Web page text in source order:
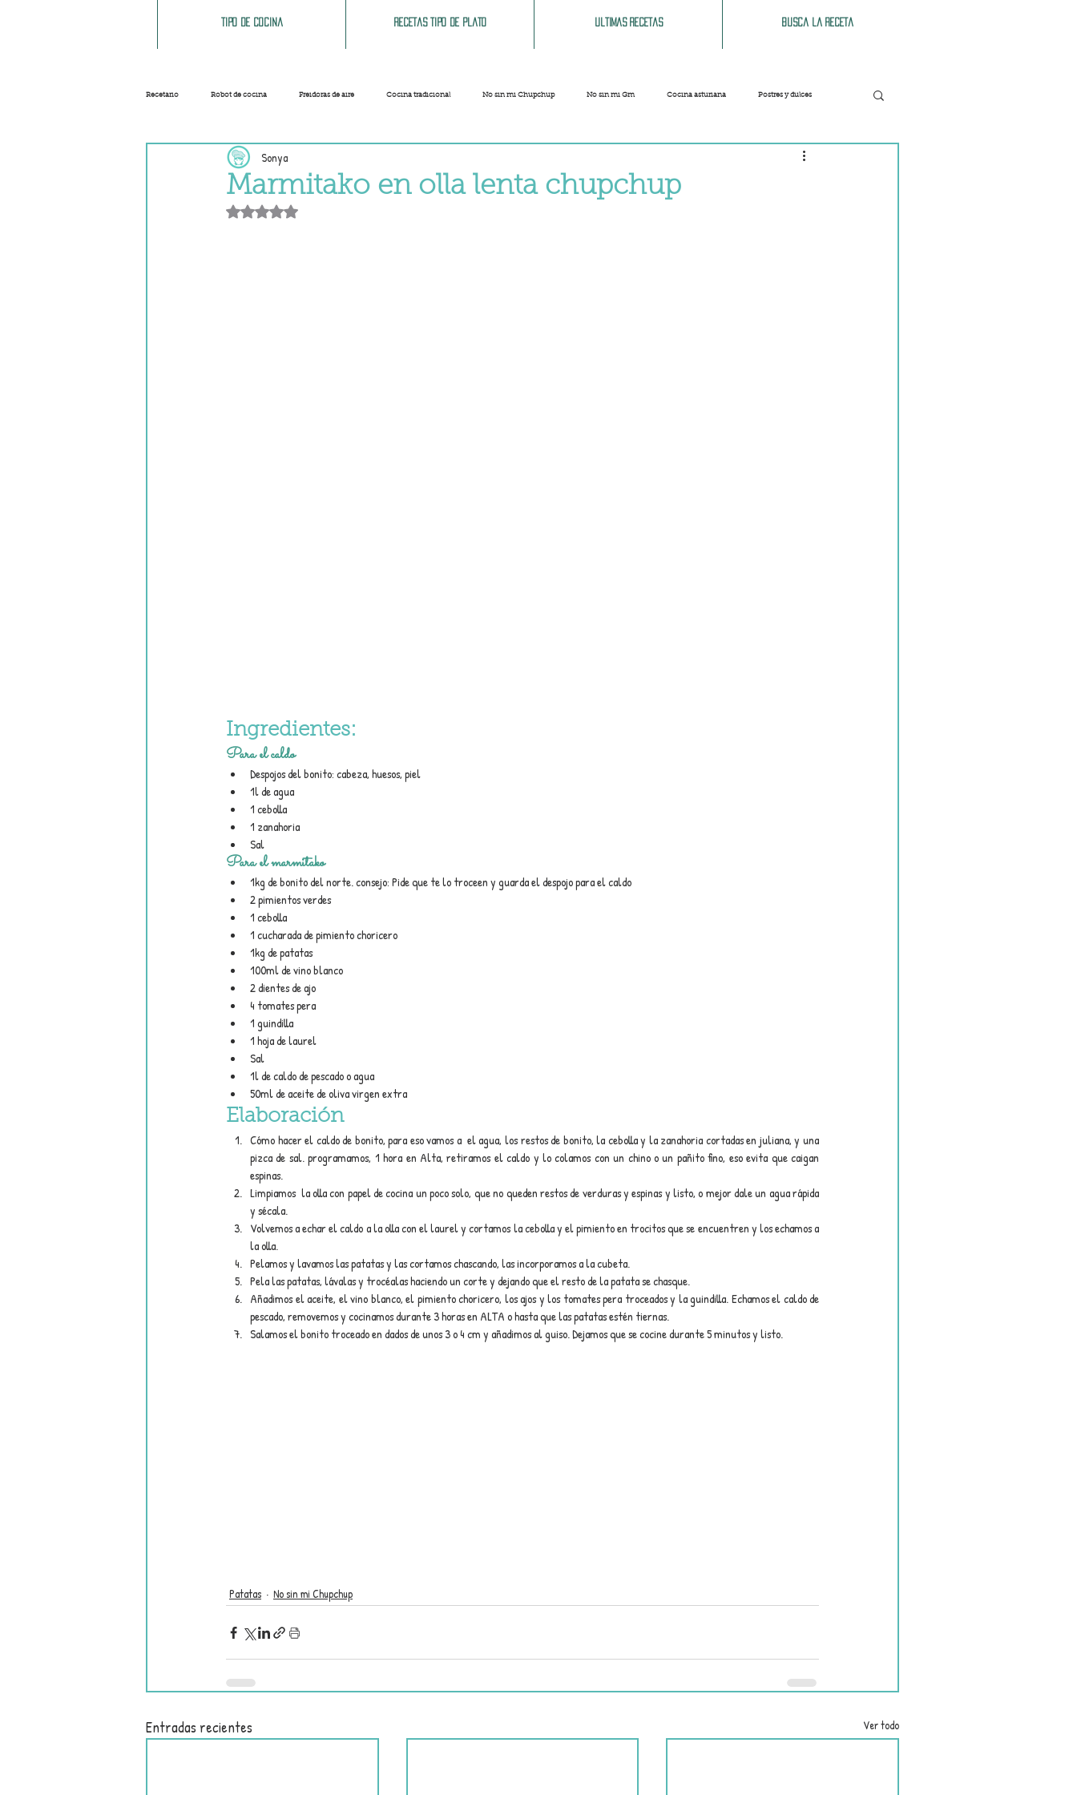
Busca la receta
Ultimas recetas
Recetas tipo de plato
Tipo de cocina
Recetario Robot de cocina Freidoras de aire Cocina tradicional No sin mi Chupchup No sin mi Gm Cocina asturiana Postres y dulces
Sopas y cremas Bebidas
Marmitako en olla lenta chupchup
Sonya
Obtuvo NaN de 5 estrellas.
Ingredientes:
Para el caldo
Despojos del bonito: cabeza, huesos, piel
1l de agua
1 cebolla
1 zanahoria
Sal
Para el marmitako
1kg de bonito del norte. consejo: Pide que te lo troceen y guarda el despojo para el caldo
2 pimientos verdes
1 cebolla
1 cucharada de pimiento choricero
1kg de patatas
100ml de vino blanco
2 dientes de ajo
4 tomates pera
1 guindilla
1 hoja de laurel
Sal
1l de caldo de pescado o agua
50ml de aceite de oliva virgen extra
Elaboración
Cómo hacer el caldo de bonito, para eso vamos a  el agua, los restos de bonito, la cebolla y la zanahoria cortadas en juliana, y una
pizca de sal. programamos, 1 hora en Alta, retiramos el caldo y lo colamos con un chino o un pañito fino, eso evita que caigan
espinas.
Limpiamos  la olla con papel de cocina un poco solo, que no queden restos de verduras y espinas y listo, o mejor dale un agua rápida
y sécala.
Volvemos a echar el caldo a la olla con el laurel y cortamos la cebolla y el pimiento en trocitos que se encuentren y los echamos a
la olla.
Pelamos y lavamos las patatas y las cortamos chascando, las incorporamos a la cubeta.
Pela las patatas, lávalas y trocéalas haciendo un corte y dejando que el resto de la patata se chasque.
Añadimos el aceite, el vino blanco, el pimiento choricero, los ajos y los tomates pera troceados y la guindilla. Echamos el caldo de
pescado, removemos y cocinamos durante 3 horas en ALTA o hasta que las patatas estén tiernas.
Salamos el bonito troceado en dados de unos 3 o 4 cm y añadimos al guiso. Dejamos que se cocine durante 5 minutos y listo.
Patatas No sin mi Chupchup
Entradas recientes Ver todo